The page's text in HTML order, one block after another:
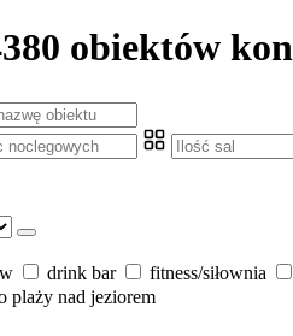
obiektów
drink bar fitness/siłownia
plaży nad jeziorem